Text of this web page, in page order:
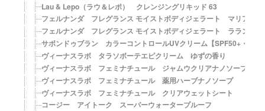
Lau & Lepo（ラウ＆レポ） クレンジングリキッド 63
フェルナンダ フレグランス モイストボディジェラート マリアリゲ
フェルナンダ フレグランス モイストボディジェラート ラランジア
サボンドゥブラン カラーコントロールUVクリーム【SPF50+・
ヴィーナスラボ タラソボーテエピクリーム ゆずの香り
ヴィーナスラボ フェミナチュール ジャムウクリアナノソープ
ヴィーナスラボ フェミナチュール 薬用ハーブナノソープ
ヴィーナスラボ フェミナチュール クリアウェットシート
コージー アイトーク スーパーウォータープルーフ